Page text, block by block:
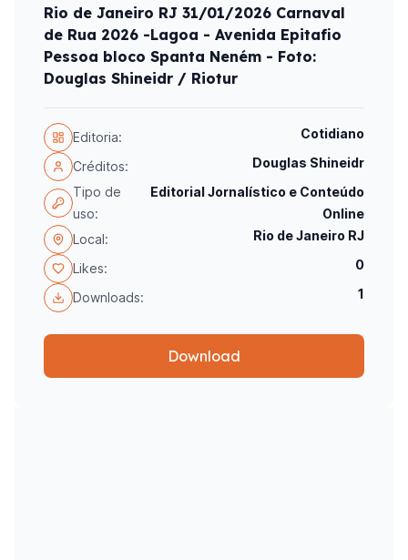
Rio de Janeiro RJ 31/01/2026 Carnaval
de Rua 2026 -Lagoa - Avenida Epitafio
Pessoa bloco Spanta Neném - Foto:
Douglas Shineidr / Riotur
Editoria: Cotidiano
Créditos:
Douglas Shineidr
Tipo de
uso:
Editorial Jornalístico e Conteúdo
Online
Local:
Rio de Janeiro RJ
Likes: 0
Downloads: 1
Download